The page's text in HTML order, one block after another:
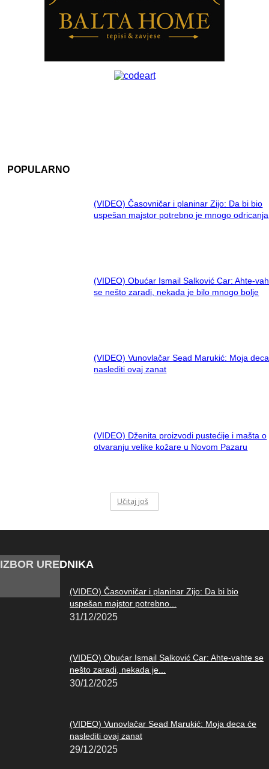
POPULARNO
(VIDEO) Časovničar i planinar Zijo: Da bi bio
uspešan majstor potrebno je mnogo odricanja
(VIDEO) Obućar Ismail Salković Car: Ahte-
se nešto zaradi, nekada je bilo mnogo bolje
(VIDEO) Vunovlačar Sead Marukić: Moja
naslediti ovaj zanat
(VIDEO) Dženita proizvodi pustećije i mašta o
otvaranju velike kožare u Novom Pazaru
Učitaj još
IZBOR UREDNIKA
(VIDEO) Časovničar i planinar Zijo: Da bi bio
uspešan majstor potrebno...
31/12/2025
(VIDEO) Obućar Ismail Salković Car: Ahte-vahte se
nešto zaradi, nekada je...
30/12/2025
(VIDEO) Vunovlačar Sead Marukić: Moja deca će
naslediti ovaj zanat
29/12/2025